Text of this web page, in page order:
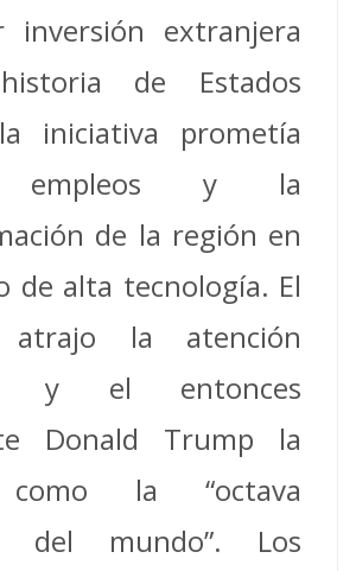
inversión extranjera
de Estados
iniciativa prometía
empleos y la
de la región en
de alta tecnología. El
atrajo la atención
y el entonces
Donald Trump la
como la “octava
del mundo”. Los